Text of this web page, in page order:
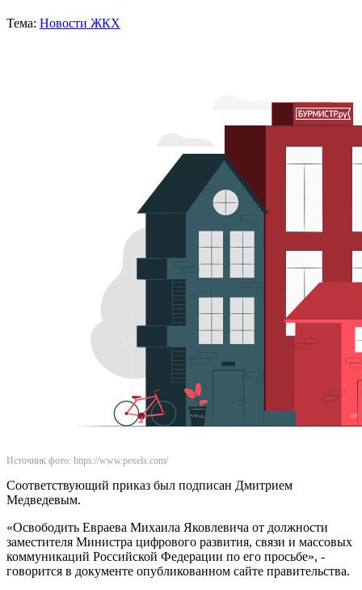
Тема: Новости ЖКХ
Источник фото: https://www.pexels.com/
Соответствующий приказ был подписан Дмитрием
Медведевым.
«Освободить Евраева Михаила Яковлевича от должности
заместителя Министра цифрового развития, связи и массовых
коммуникаций Российской Федерации по его просьбе», -
говорится в документе опубликованном сайте правительства.